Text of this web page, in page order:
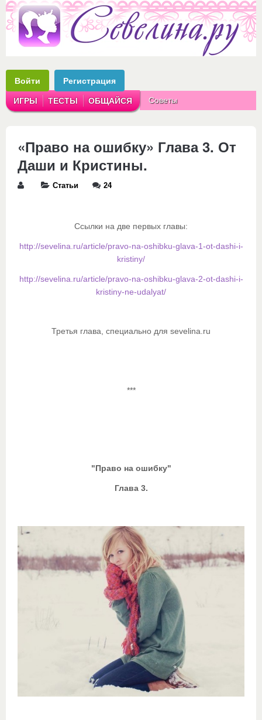
Войти Регистрация
ИГРЫ ТЕСТЫ ОБЩАЙСЯ Советы
«Право на ошибку» Глава 3. От
Даши и Кристины.
Статьи 24
Ссылки на две первых главы:
http://sevelina.ru/article/pravo-na-oshibku-glava-1-ot-dashi-i-
kristiny/
http://sevelina.ru/article/pravo-na-oshibku-glava-2-ot-dashi-i-
kristiny-ne-udalyat/
Третья глава, специально для sevelina.ru
***
"Право на ошибку"
Глава 3.